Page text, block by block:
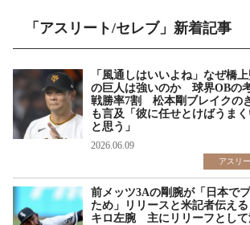
「アスリート/セレブ」新着記事
「風通しはいいよね」なぜ橋
の巨人は強いのか 球界OBの
戦勝率7割 松本剛ブレイクの
も言及「彼に任せとけばうま
と思う」
2026.06.09
アスリ
前メッツ3Aの剛腕が「日本で
ため」リリースと米記者伝え
キロ左腕 主にリリーフとして